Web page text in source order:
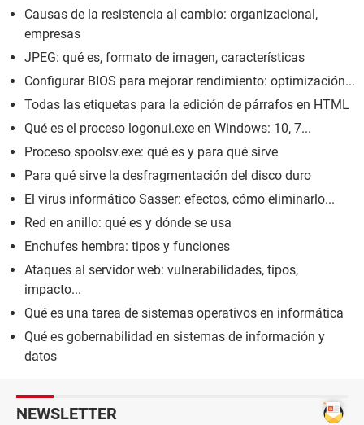
Causas de la resistencia al cambio: organizacional,
empresas
JPEG: qué es, formato de imagen, características
Configurar BIOS para mejorar rendimiento: optimización...
Todas las etiquetas para la edición de párrafos en HTML
Qué es el proceso logonui.exe en Windows: 10, 7...
Proceso spoolsv.exe: qué es y para qué sirve
Para qué sirve la desfragmentación del disco duro
El virus informático Sasser: efectos, cómo eliminarlo...
Red en anillo: qué es y dónde se usa
Enchufes hembra: tipos y funciones
Ataques al servidor web: vulnerabilidades, tipos,
impacto...
Qué es una tarea de sistemas operativos en informática
Qué es gobernabilidad en sistemas de información y
datos
NEWSLETTER